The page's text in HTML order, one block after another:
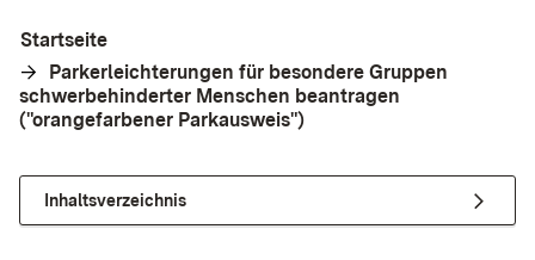
Startseite
Parkerleichterungen für besondere Gruppen
schwerbehinderter Menschen beantragen
("orangefarbener Parkausweis")
Inhaltsverzeichnis